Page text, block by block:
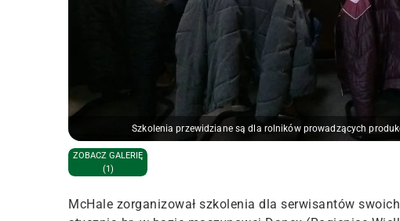
Szkolenia przewidziane są dla rolników prowadzących
ZOBACZ GALERIĘ
(1)
McHale zorganizował szkolenia dla serwisantów